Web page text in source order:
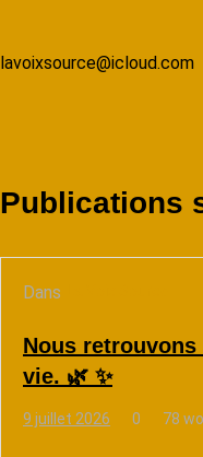
lavoixsource@icloud.com
Publications
Dans
Nous
vie. 🌿 ✨
9 juillet 2026 0 78